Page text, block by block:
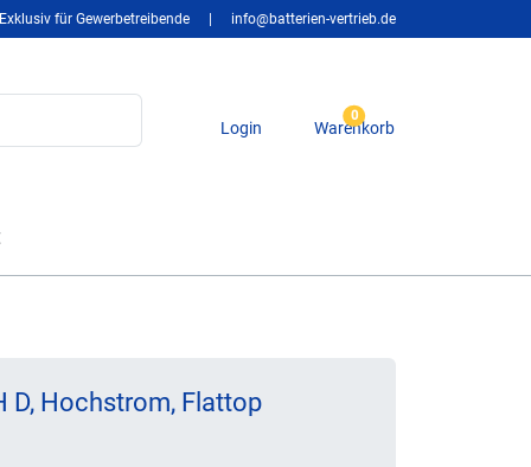
Exklusiv für Gewerbetreibende info@batterien-vertrieb.de
Login
0
Warenkorb
D, Hochstrom, Flattop